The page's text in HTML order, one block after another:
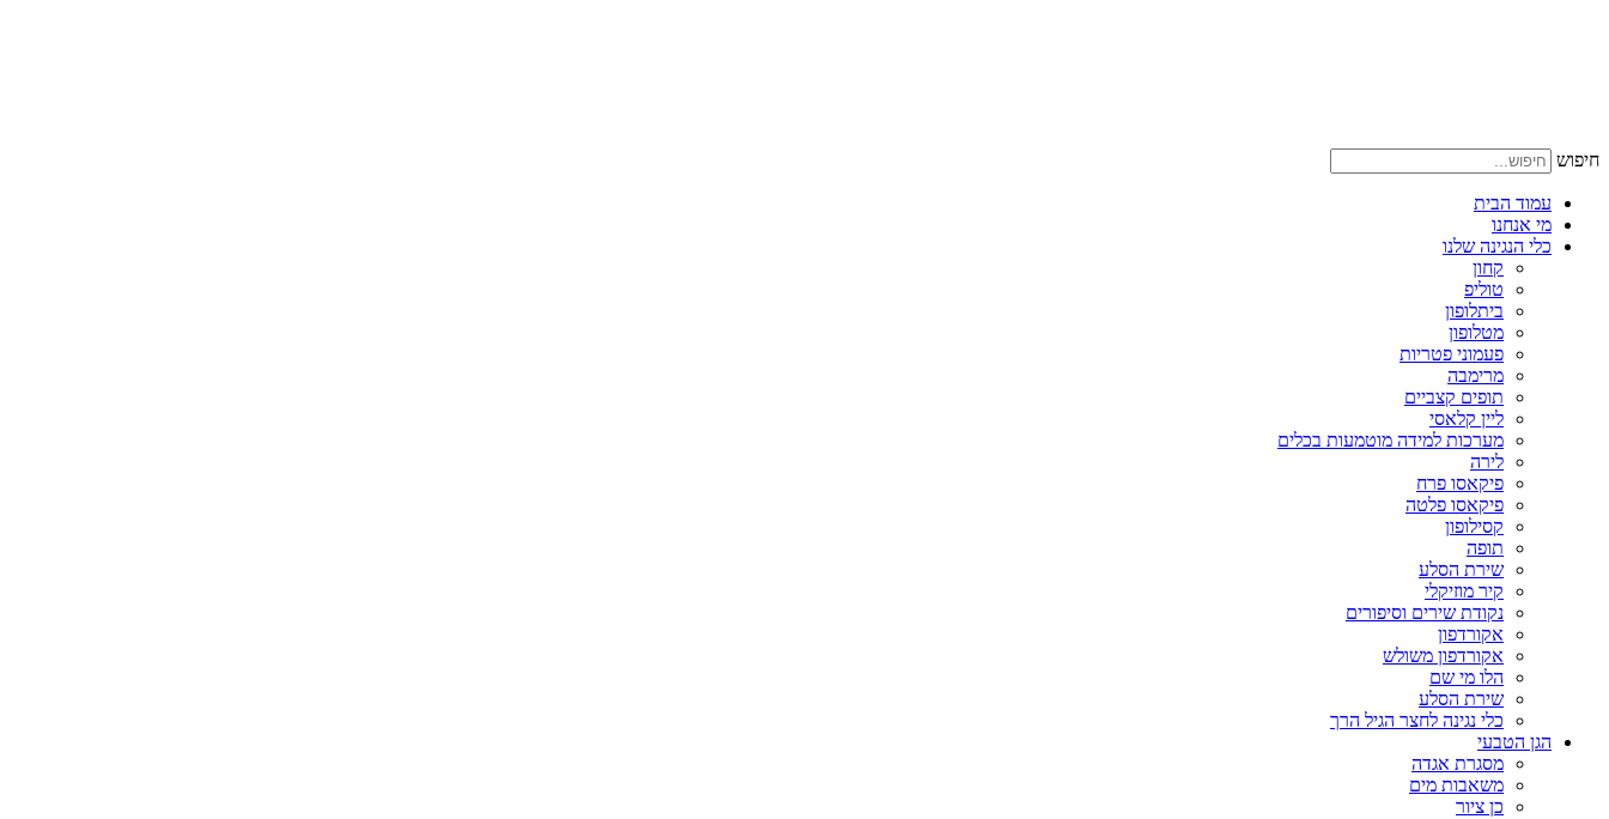
חיפוש
עמוד הבית
מי אנחנו
כלי הנגינה שלנו
קחון
טוליפ
ביתלופון
מטלופון
פעמוני פטריות
מרימבה
תופים קצביים
ליין קלאסי
מערכות למידה מוטמעות בכלים
לירה
פיקאסו פרח
פיקאסו פלטה
קסילופון
תופה
שירת הסלע
קיר מוזיקלי
נקודת שירים וסיפורים
אקורדפון
אקורדפון משולש
הלו מי שם
שירת הסלע
כלי נגינה לחצר הגיל הרך
הגן הטבעי
מסגרת אגדה
משאבות מים
כן ציור